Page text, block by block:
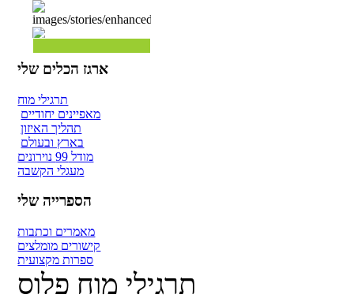
ארגז הכלים שלי
תרגילי מוח
מאפיינים יחודיים
תהליך האיזון
בארץ ובעולם
מודל 99 נוירונים
מעגלי הקשבה
הספרייה שלי
מאמרים וכתבות
קישורים מומלצים
ספרות מקצועית
תרגילי מוח פלוס